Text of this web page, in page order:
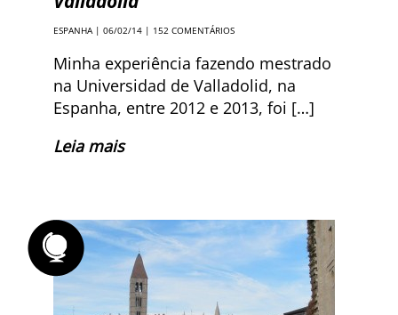
ESPANHA| 06/02/14 | 152 COMENTÁRIOS
Minha experiência fazendo mestrado
na Universidad de Valladolid, na
Espanha, entre 2012 e 2013, foi […]
Leia mais